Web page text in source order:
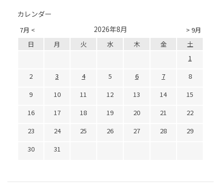
カレンダー
7月 < > 9月
2026年8月
日 月 火 水 木 金
土
1
2
3 4 5 6 7
8
9
10 11 12 13 14
15
16
17 18 19 20 21
22
23
24 25 26 27 28
29
30
31